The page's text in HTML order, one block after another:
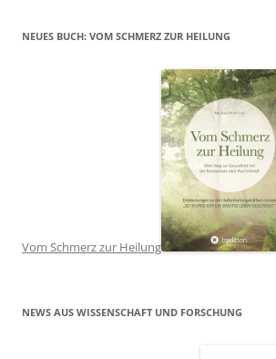
NEUES BUCH: VOM SCHMERZ ZUR HEILUNG
Vom Schmerz zur Heilung
NEWS AUS WISSENSCHAFT UND FORSCHUNG